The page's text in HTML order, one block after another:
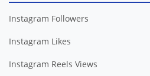
Instagram Followers
Instagram Likes
Instagram Reels Views